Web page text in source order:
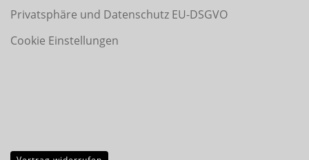
Privatsphäre und Datenschutz EU-DSGVO
Cookie Einstellungen